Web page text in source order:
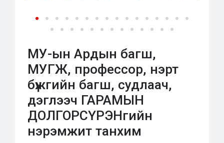
МУ-ын Ардын багш,
МУГЖ, профессор, нэрт
бүжгийн багш, судлаач,
дэглээч ГАРАМЫН
ДОЛГОРСҮРЭНгийн
нэрэмжит танхим